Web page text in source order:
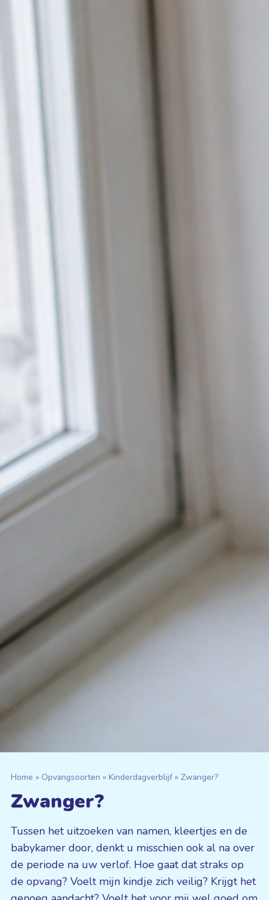
Home » Opvangsoorten » Kinder­dagverblijf» Zwanger?
Zwanger?
Tussen het uitzoeken van namen, kleertjes en de
babykamer door, denkt u misschien ook al na over
de periode na uw verlof. Hoe gaat dat straks op
de opvang? Voelt mijn kindje zich veilig? Krijgt het